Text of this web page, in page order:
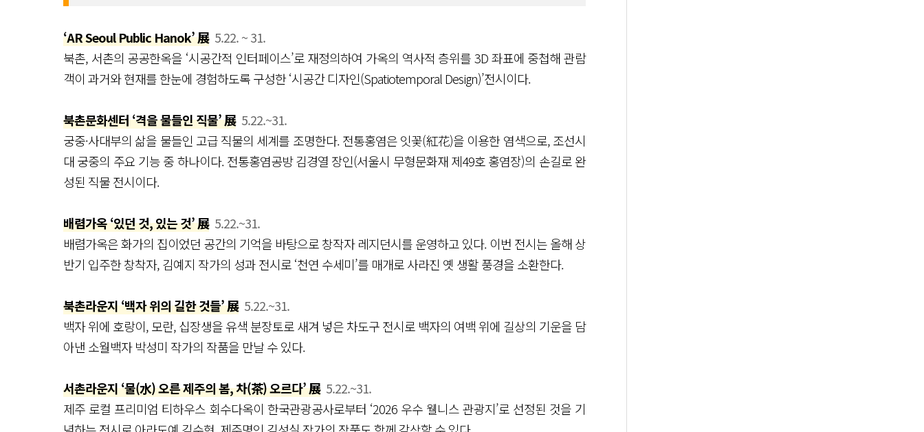
‘AR Seoul Public Hanok’ 展 5.22. ~ 31.
북촌, 서촌의 공공한옥을 ‘시공간적 인터페이스’로 재정의하여 가옥의 역사적 층위를 3D 좌표에 중첩해 관람
객이 과거와 현재를 한눈에 경험하도록 구성한 ‘시공간 디자인(Spatiotemporal Design)’전시이다.
북촌문화센터 ‘격을 물들인 직물’ 展 5.22.~31.
궁중·사대부의 삶을 물들인 고급 직물의 세계를 조명한다. 전통홍염은 잇꽃(紅花)을 이용한 염색으로, 조선시
대 궁중의 주요 기능 중 하나이다. 전통홍염공방 김경열 장인(서울시 무형문화재 제49호 홍염장)의 손길로 완
성된 직물 전시이다.
배렴가옥 ‘있던 것, 있는 것’ 展 5.22.~31.
배렴가옥은 화가의 집이었던 공간의 기억을 바탕으로 창작자 레지던시를 운영하고 있다. 이번 전시는 올해 상
반기 입주한 창착자, 김예지 작가의 성과 전시로 ‘천연 수세미’를 매개로 사라진 옛 생활 풍경을 소환한다.
북촌라운지 ‘백자 위의 길한 것들’ 展 5.22.~31.
백자 위에 호랑이, 모란, 십장생을 유색 분장토로 새겨 넣은 차도구 전시로 백자의 여백 위에 길상의 기운을 담
아낸 소월백자 박성미 작가의 작품을 만날 수 있다.
서촌라운지 ‘물(水) 오른 제주의 봄, 차(茶) 오르다’ 展 5.22.~31.
제주 로컬 프리미엄 티하우스 회수다옥이 한국관광공사로부터 ‘2026 우수 웰니스 관광지’로 선정된 것을 기